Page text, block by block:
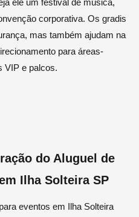
corporativa. Os gradis
mas também ajudam na
para áreas-
VIP e palcos.
do Aluguel de
Ilha Solteira SP
eventos em Ilha Solteira